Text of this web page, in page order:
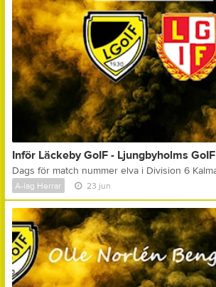
Inför Läckeby GoIF - Ljungbyholms GoIF
A-lag Herrar 23 jun